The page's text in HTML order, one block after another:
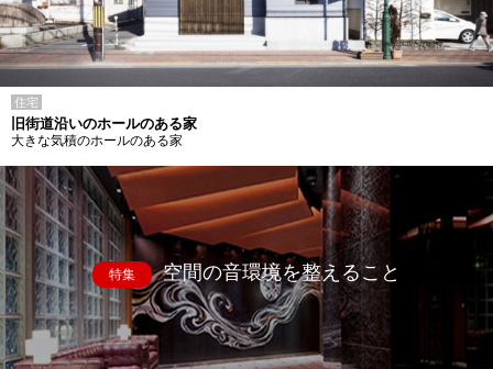
住宅
旧街道沿いのホールのある家
大きな気積のホールのある家
特集 空間の音環境を整えること